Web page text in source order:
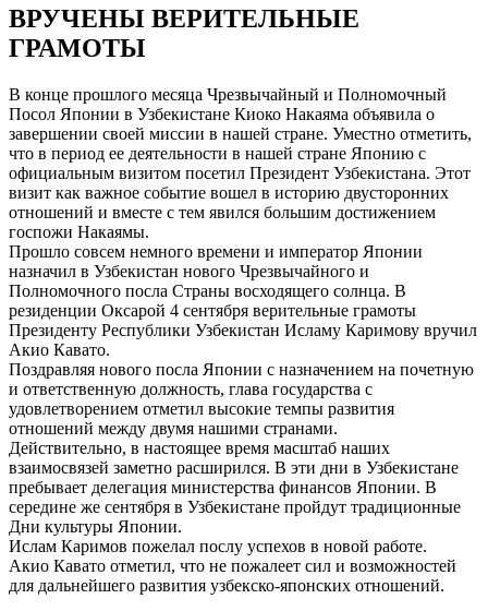
ВРУЧЕНЫ ВЕРИТЕЛЬНЫЕ
ГРАМОТЫ
В конце прошлого месяца Чрезвычайный и Полномочный
Посол Японии в Узбекистане Киоко Накаяма объявила о
завершении своей миссии в нашей стране. Уместно отметить,
что в период ее деятельности в нашей стране Японию с
официальным визитом посетил Президент Узбекистана. Этот
визит как важное событие вошел в историю двусторонних
отношений и вместе с тем явился большим достижением
госпожи Накаямы.
Прошло совсем немного времени и император Японии
назначил в Узбекистан нового Чрезвычайного и
Полномочного посла Страны восходящего солнца. В
резиденции Оксарой 4 сентября верительные грамоты
Президенту Республики Узбекистан Исламу Каримову вручил
Акио Кавато.
Поздравляя нового посла Японии с назначением на почетную
и ответственную должность, глава государства с
удовлетворением отметил высокие темпы развития
отношений между двумя нашими странами.
Действительно, в настоящее время масштаб наших
взаимосвязей заметно расширился. В эти дни в Узбекистане
пребывает делегация министерства финансов Японии. В
середине же сентября в Узбекистане пройдут традиционные
Дни культуры Японии.
Ислам Каримов пожелал послу успехов в новой работе.
Акио Кавато отметил, что не пожалеет сил и возможностей
для дальнейшего развития узбекско-японских отношений.